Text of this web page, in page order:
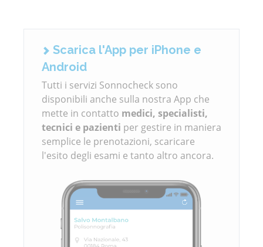
Scarica l'App per iPhone e
Android
Tutti i servizi Sonnocheck sono
disponibili anche sulla nostra App che
mette in contatto medici, specialisti,
tecnici e pazienti per gestire in maniera
semplice le prenotazioni, scaricare
l'esito degli esami e tanto altro ancora.